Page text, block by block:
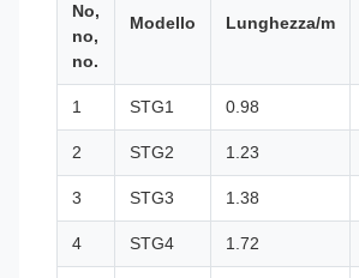
No,
no,
no.
Modello Lunghezza/m
1 STG1 0.98
2 STG2 1.23
3 STG3 1.38
4 STG4 1.72